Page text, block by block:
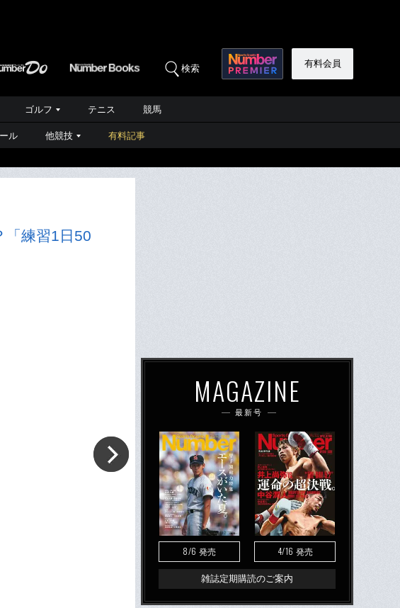
検索 有料会員
ゴルフ テニス 競馬
ル 他競技 有料記事
「練習1日50
MAGAZINE
最新号
8/6 発売 4/16 発売
雑誌定期購読のご案内